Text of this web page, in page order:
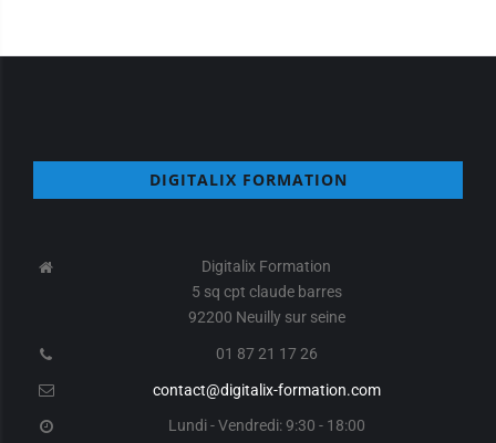
DIGITALIX FORMATION
Digitalix Formation
5 sq cpt claude barres
92200 Neuilly sur seine
01 87 21 17 26
contact@digitalix-formation.com
Lundi - Vendredi: 9:30 - 18:00